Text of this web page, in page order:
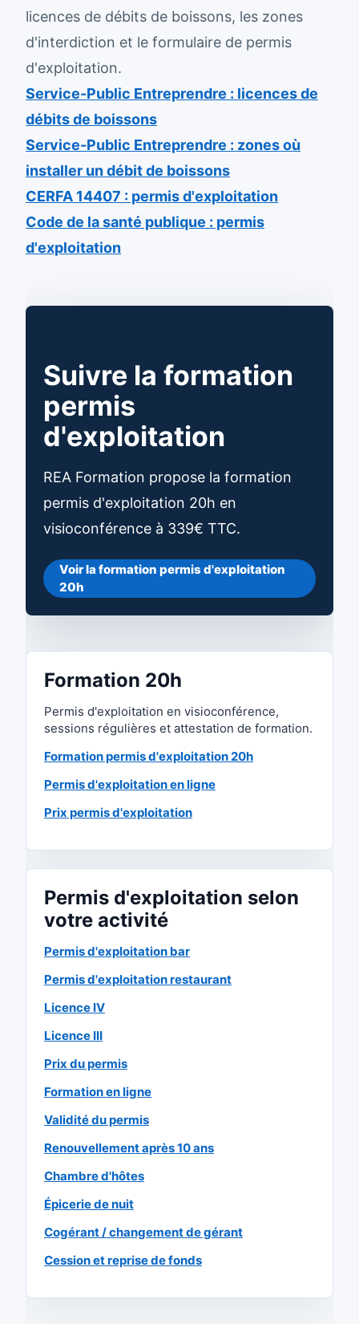
licences de débits de boissons, les zones
d'interdiction et le formulaire de permis
d'exploitation.
Service-Public Entreprendre : licences de
débits de boissons
Service-Public Entreprendre : zones où
installer un débit de boissons
CERFA 14407 : permis d'exploitation
Code de la santé publique : permis
d'exploitation
Suivre la formation
permis
d'exploitation
REA Formation propose la formation
permis d'exploitation 20h en
visioconférence à 339€ TTC.
Voir la formation permis d'exploitation
20h
Formation 20h
Permis d'exploitation en visioconférence,
sessions régulières et attestation de formation.
Formation permis d'exploitation 20h
Permis d'exploitation en ligne
Prix permis d'exploitation
Permis d'exploitation selon
votre activité
Permis d'exploitation bar
Permis d'exploitation restaurant
Licence IV
Licence III
Prix du permis
Formation en ligne
Validité du permis
Renouvellement après 10 ans
Chambre d'hôtes
Épicerie de nuit
Cogérant / changement de gérant
Cession et reprise de fonds